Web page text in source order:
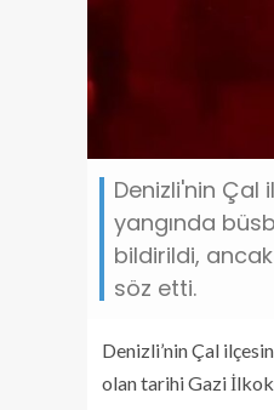
Denizli'nin Çal
yangında
bildirildi,
söz etti.
Denizli’nin Çal
olan tarihi Gazi